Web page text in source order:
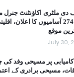
11) کی 274 آسامیوں کا
موقع
July 30,
کامیابی پر مسیحی وفد
مسیحی برادری کے